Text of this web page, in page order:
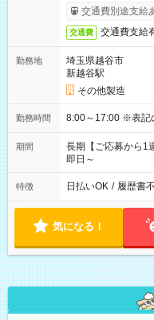
交通費別途支給
交通費 交通費支給
勤務地
埼玉県越谷市
新越谷駅
その他製造
勤務時間 8:00～
期間
長期【ご応募から1
即日～
特徴 日払いOK / 履歴書
気になる！